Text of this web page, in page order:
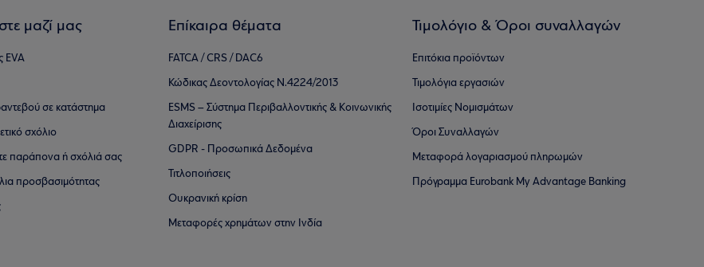
μαζί μας
EVA
σε κατάστημα
σχόλιο
παράπονα ή σχόλιά σας
προσβασιμότητας
Επίκαιρα θέματα
FATCA / CRS / DAC6
Κώδικας Δεοντολογίας Ν.4224/2013
ESMS – Σύστημα Περιβαλλοντικής & Κοινωνικής
Διαχείρισης
GDPR - Προσωπικά Δεδομένα
Τιτλοποιήσεις
Ουκρανική κρίση
Μεταφορές χρημάτων στην Ινδία
Τιμολόγιο & Όροι συναλλαγών
Επιτόκια προϊόντων
Τιμολόγια εργασιών
Ισοτιμίες Νομισμάτων
Όροι Συναλλαγών
Μεταφορά λογαριασμού πληρωμών
Πρόγραμμα Eurobank My Advantage Banking